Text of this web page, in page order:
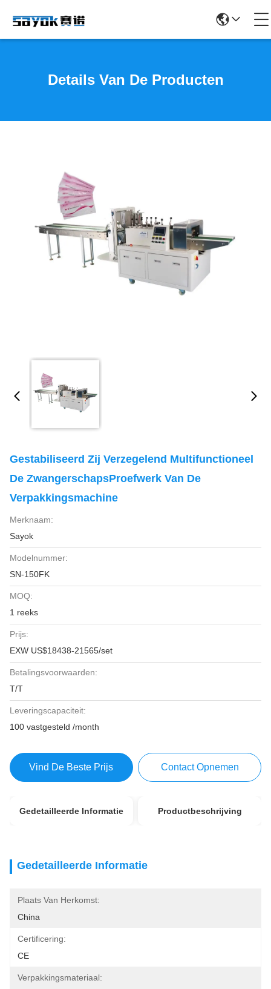
Details Van De Producten
Gestabiliseerd Zij Verzegelend Multifunctioneel
De ZwangerschapsProefwerk Van De
Verpakkingsmachine
Merknaam:
Sayok
Modelnummer:
SN-150FK
MOQ:
1 reeks
Prijs:
EXW US$18438-21565/set
Betalingsvoorwaarden:
T/T
Leveringscapaciteit:
100 vastgesteld /month
Vind De Beste Prijs Contact Opnemen
Gedetailleerde Informatie Productbeschrijving
Gedetailleerde Informatie
Plaats Van Herkomst:
China
Certificering:
CE
Verpakkingsmateriaal: